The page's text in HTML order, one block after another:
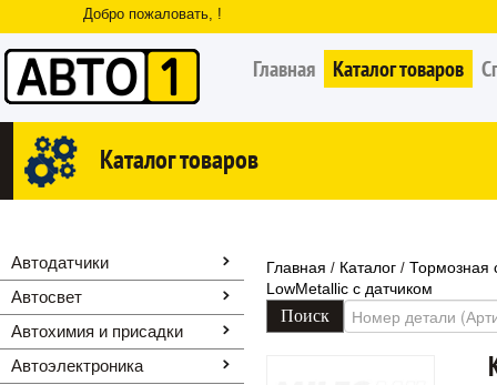
Добро пожаловать, !
Главная Каталог товаров
Каталог товаров
Автодатчики
Автосвет
Автохимия и присадки
Автоэлектроника
Главная / Каталог / Тормозная
LowMetallic с датчиком